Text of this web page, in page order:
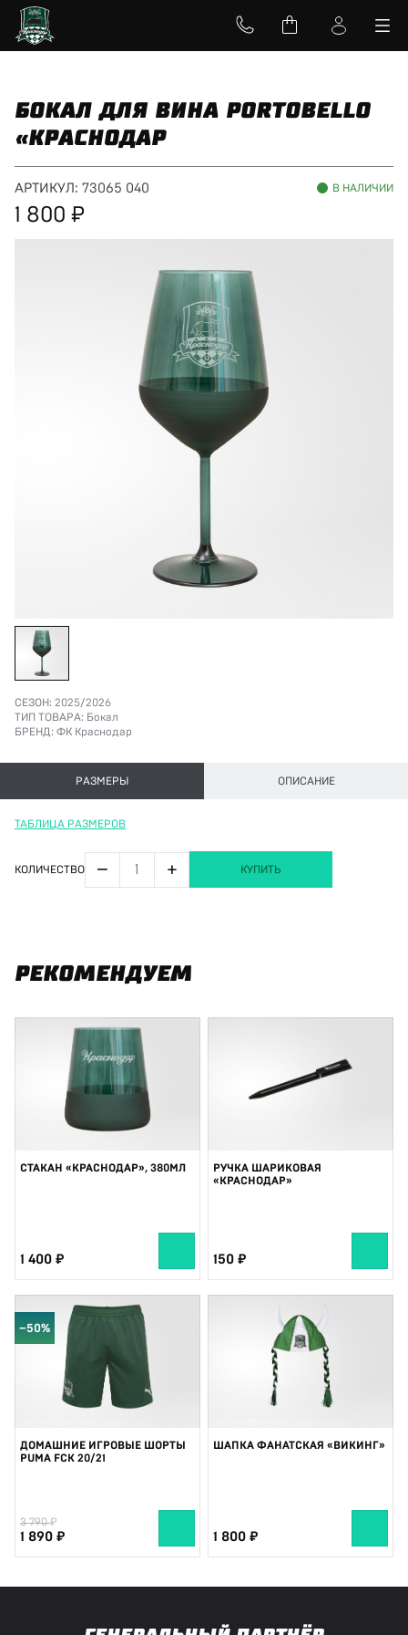
БОКАЛ ДЛЯ ВИНА PORTOBELLO
«КРАСНОДАР
АРТИКУЛ: 73065 040 В НАЛИЧИИ
1 800
СЕЗОН: 2025/2026
ТИП ТОВАРА: Бокал
БРЕНД: ФК Краснодар
РАЗМЕРЫ ОПИСАНИЕ
ТАБЛИЦА РАЗМЕРОВ
КОЛИЧЕСТВО − + КУПИТЬ
РЕКОМЕНДУЕМ
СТАКАН «КРАСНОДАР», 380МЛ
1 400
РУЧКА ШАРИКОВАЯ
«КРАСНОДАР»
150
−50%
ДОМАШНИЕ ИГРОВЫЕ ШОРТЫ
PUMA FCK 20/21
3 790
1 890
ШАПКА ФАНАТСКАЯ «ВИКИНГ»
1 800